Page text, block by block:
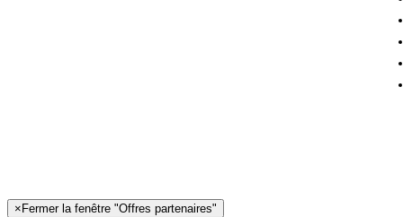
× Fermer la fenêtre "Offres partenaires"